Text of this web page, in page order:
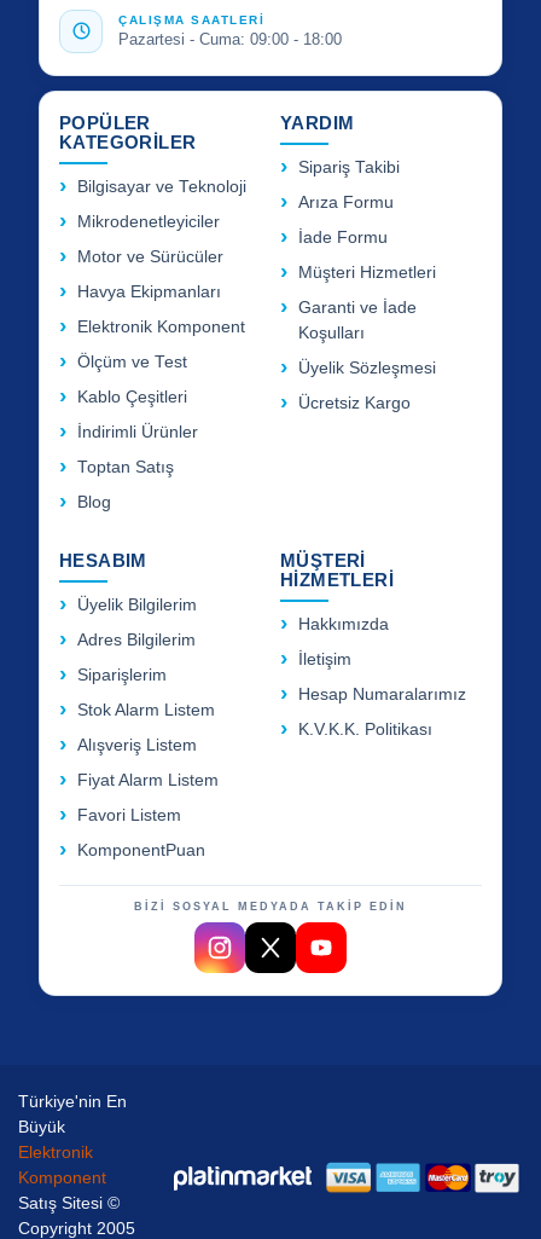
ÇALIŞMA SAATLERİ
Pazartesi - Cuma: 09:00 - 18:00
POPÜLER
KATEGORİLER
Bilgisayar ve Teknoloji
Mikrodenetleyiciler
Motor ve Sürücüler
Havya Ekipmanları
Elektronik Komponent
Ölçüm ve Test
Kablo Çeşitleri
İndirimli Ürünler
Toptan Satış
Blog
YARDIM
Sipariş Takibi
Arıza Formu
İade Formu
Müşteri Hizmetleri
Garanti ve İade
Koşulları
Üyelik Sözleşmesi
Ücretsiz Kargo
HESABIM
Üyelik Bilgilerim
Adres Bilgilerim
Siparişlerim
Stok Alarm Listem
Alışveriş Listem
Fiyat Alarm Listem
Favori Listem
KomponentPuan
MÜŞTERİ
HİZMETLERİ
Hakkımızda
İletişim
Hesap Numaralarımız
K.V.K.K. Politikası
BİZİ SOSYAL MEDYADA TAKİP EDİN
Türkiye'nin En
Büyük
Elektronik
Komponent
Satış Sitesi ©
Copyright 2005